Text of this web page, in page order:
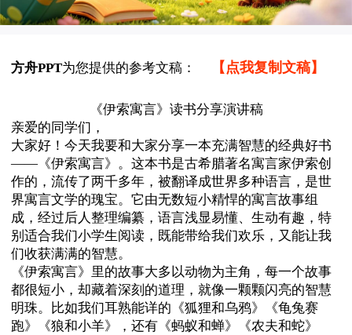
方舟PPT为您提供的参考文稿： 【点我复制文稿】
《伊索寓言》读书分享演讲稿
亲爱的同学们，
大家好！今天我要和大家分享一本充满智慧的经典好书
——《伊索寓言》。这本书是古希腊著名寓言家伊索创
作的，流传了两千多年，被翻译成世界多种语言，是世
界寓言文学的瑰宝。它由无数短小精悍的寓言故事组
成，经过后人整理编纂，语言浅显易懂、生动有趣，特
别适合我们小学生阅读，既能带给我们欢乐，又能让我
们收获满满的智慧。
《伊索寓言》里的故事大多以动物为主角，每一个故事
都很短小，却藏着深刻的道理，就像一颗颗闪亮的智慧
明珠。比如我们耳熟能详的《狐狸和乌鸦》《龟兔赛
跑》《狼和小羊》，还有《蚂蚁和蝉》《农夫和蛇》